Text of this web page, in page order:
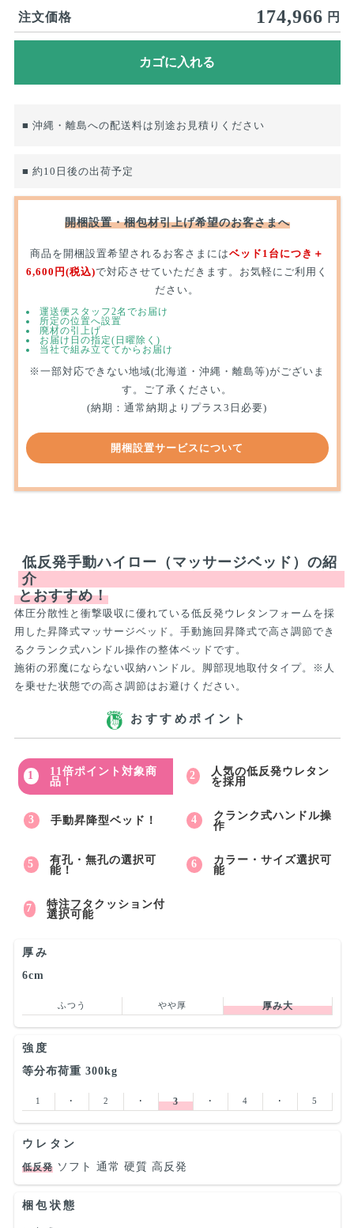
注文価格 174,966 円
■ 沖縄・離島への配送料は別途お見積りください
■ 約10日後の出荷予定
開梱設置・梱包材引上げ希望のお客さまへ
商品を開梱設置希望されるお客さまにはベッド1台につき＋
6,600円(税込)で対応させていただきます。お気軽にご利用く
ださい。
運送便スタッフ2名でお届け
所定の位置へ設置
廃材の引上げ
お届け日の指定(日曜除く)
当社で組み立ててからお届け
※一部対応できない地域(北海道・沖縄・離島等)がございま
す。ご了承ください。
(納期：通常納期よりプラス3日必要)
開梱設置サービスについて
低反発手動ハイロー（マッサージベッド）の紹
介
とおすすめ！
体圧分散性と衝撃吸収に優れている低反発ウレタンフォームを採
用した昇降式マッサージベッド。手動施回昇降式で高さ調節でき
るクランク式ハンドル操作の整体ベッドです。
施術の邪魔にならない収納ハンドル。脚部現地取付タイプ。※人
を乗せた状態での高さ調節はお避けください。
おすすめポイント
11倍ポイント対象商
品！
人気の低反発ウレタン
を採用
手動昇降型ベッド！
クランク式ハンドル操
作
有孔・無孔の選択可
能！
カラー・サイズ選択可
能
特注フタクッション付
選択可能
厚み
6cm
ふつう やや厚 厚み大
強度
等分布荷重 300kg
1 ･ 2 ･ 3 ･ 4 ･ 5
ウレタン
低反発 ソフト 通常 硬質 高反発
梱包状態